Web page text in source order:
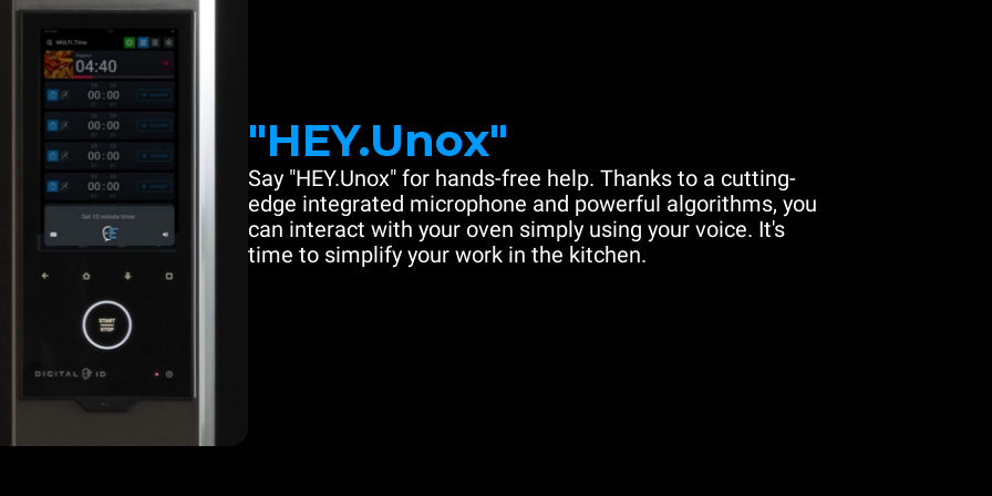
"HEY.Unox"
Say "HEY.Unox" for hands-free help. Thanks to a cutting-
edge integrated microphone and powerful algorithms, you
can interact with your oven simply using your voice. It's
time to simplify your work in the kitchen.